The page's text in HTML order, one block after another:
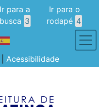
Ir para a
busca 3
Ir para o
rodapé 4
Acessibilidade